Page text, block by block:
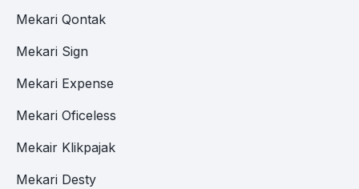
Mekari Qontak
Mekari Sign
Mekari Expense
Mekari Oficeless
Mekair Klikpajak
Mekari Desty